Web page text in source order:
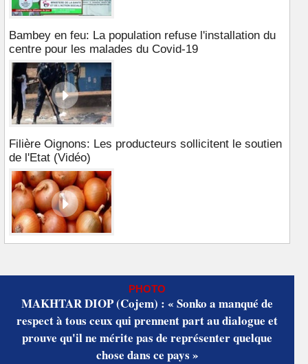
Bambey en feu: La population refuse l'installation du
centre pour les malades du Covid-19
Filière Oignons: Les producteurs sollicitent le soutien
de l'Etat (Vidéo)
PHOTO
MAKHTAR DIOP (Cojem) : « Sonko a manqué de
respect à tous ceux qui prennent part au dialogue et
prouve qu'il ne mérite pas de représenter quelque
chose dans ce pays »